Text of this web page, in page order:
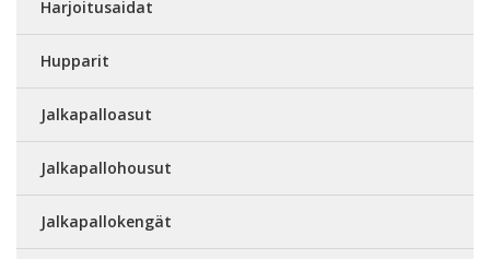
Harjoitusaidat
Hupparit
Jalkapalloasut
Jalkapallohousut
Jalkapallokengät